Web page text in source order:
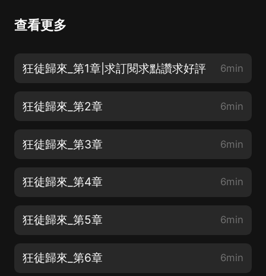
查看更多
狂徒歸來_第1章|求訂閱求點讚求好評 6min
狂徒歸來_第2章 6min
狂徒歸來_第3章 6min
狂徒歸來_第4章 6min
狂徒歸來_第5章 6min
狂徒歸來_第6章 6min